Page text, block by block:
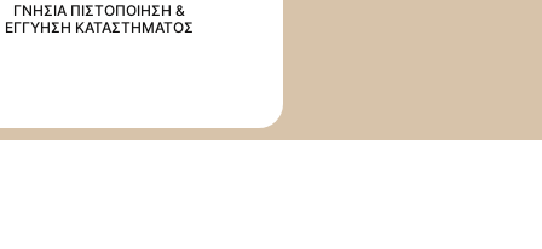
ΓΝΗΣΙΑ ΠΙΣΤΟΠΟΙΗΣΗ &
ΕΓΓΥΗΣΗ ΚΑΤΑΣΤΗΜΑΤΟΣ